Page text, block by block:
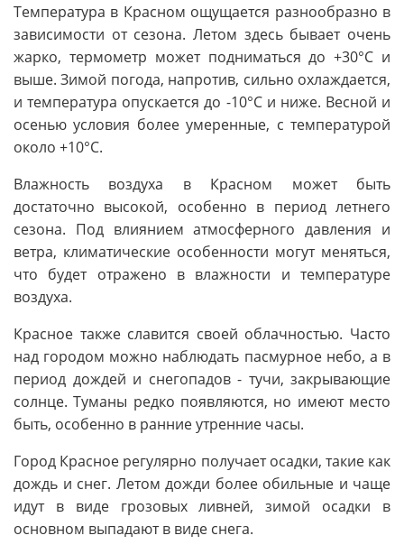
Температура в Красном ощущается разнообразно в
зависимости от сезона. Летом здесь бывает очень
жарко, термометр может подниматься до +30°С и
выше. Зимой погода, напротив, сильно охлаждается,
и температура опускается до -10°С и ниже. Весной и
осенью условия более умеренные, с температурой
около +10°С.
Влажность воздуха в Красном может быть
достаточно высокой, особенно в период летнего
сезона. Под влиянием атмосферного давления и
ветра, климатические особенности могут меняться,
что будет отражено в влажности и температуре
воздуха.
Красное также славится своей облачностью. Часто
над городом можно наблюдать пасмурное небо, а в
период дождей и снегопадов - тучи, закрывающие
солнце. Туманы редко появляются, но имеют место
быть, особенно в ранние утренние часы.
Город Красное регулярно получает осадки, такие как
дождь и снег. Летом дожди более обильные и чаще
идут в виде грозовых ливней, зимой осадки в
основном выпадают в виде снега.